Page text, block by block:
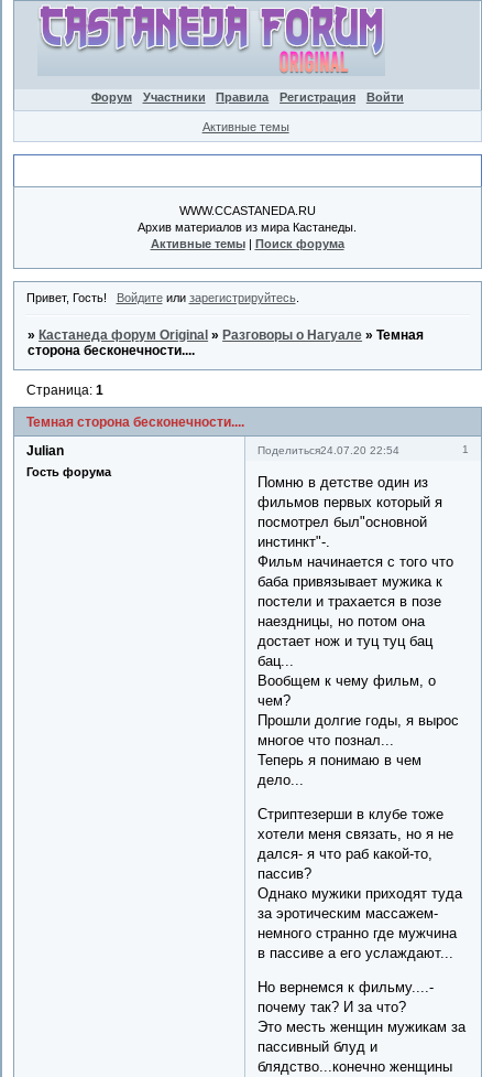
Форум Участники Правила Регистрация Войти
Активные темы
WWW.CCASTANEDA.RU
Архив материалов из мира Кастанеды.
Активные темы| Поиск форума
Привет, Гость! Войдитеили зарегистрируйтесь.
» Кастанеда форум Original » Разговоры о Нагуале »Темная
сторона бесконечности....
Темная сторона бесконечности....
Страница:1
Поделиться 1
24.07.20 22:54
Julian
Гость форума
Помню в детстве один из
фильмов первых который я
посмотрел был"основной
инстинкт"-.
Фильм начинается с того что
баба привязывает мужика к
постели и трахается в позе
наездницы, но потом она
достает нож и туц туц бац
бац...
Вообщем к чему фильм, о
чем?
Прошли долгие годы, я вырос
многое что познал...
Теперь я понимаю в чем
дело...
Стриптезерши в клубе тоже
хотели меня связать, но я не
дался- я что раб какой-то,
пассив?
Однако мужики приходят туда
за эротическим массажем-
немного странно где мужчина
в пассиве а его услаждают...
Но вернемся к фильму....-
почему так? И за что?
Это месть женщин мужикам за
пассивный блуд и
блядство...конечно женщины